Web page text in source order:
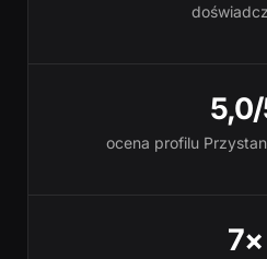
ocena profilu
7×